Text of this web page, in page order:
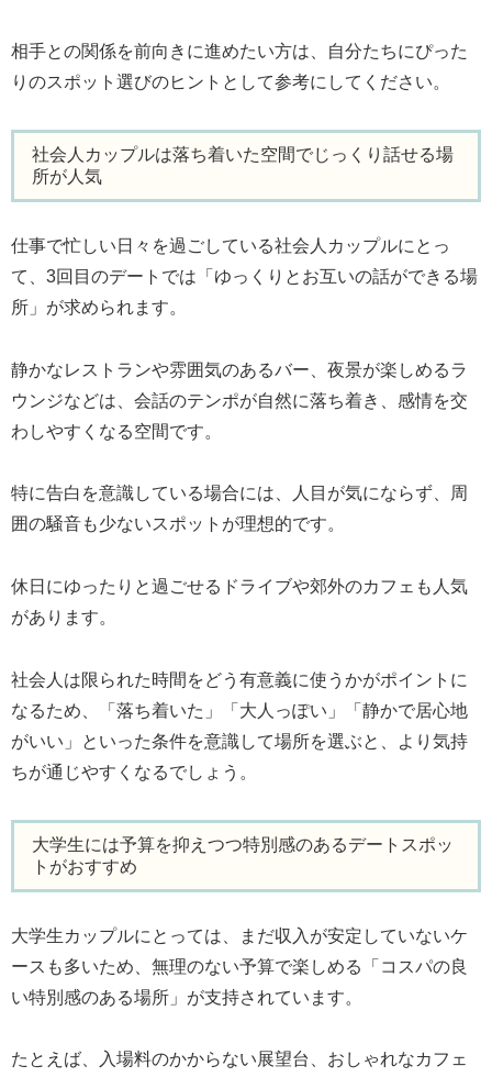
相手との関係を前向きに進めたい方は、自分たちにぴった
りのスポット選びのヒントとして参考にしてください。
社会人カップルは落ち着いた空間でじっくり話せる場
所が人気
仕事で忙しい日々を過ごしている社会人カップルにとっ
て、3回目のデートでは「ゆっくりとお互いの話ができる場
所」が求められます。
静かなレストランや雰囲気のあるバー、夜景が楽しめるラ
ウンジなどは、会話のテンポが自然に落ち着き、感情を交
わしやすくなる空間です。
特に告白を意識している場合には、人目が気にならず、周
囲の騒音も少ないスポットが理想的です。
休日にゆったりと過ごせるドライブや郊外のカフェも人気
があります。
社会人は限られた時間をどう有意義に使うかがポイントに
なるため、「落ち着いた」「大人っぽい」「静かで居心地
がいい」といった条件を意識して場所を選ぶと、より気持
ちが通じやすくなるでしょう。
大学生には予算を抑えつつ特別感のあるデートスポッ
トがおすすめ
大学生カップルにとっては、まだ収入が安定していないケ
ースも多いため、無理のない予算で楽しめる「コスパの良
い特別感のある場所」が支持されています。
たとえば、入場料のかからない展望台、おしゃれなカフェ